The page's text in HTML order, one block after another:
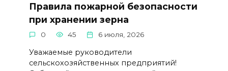
Правила пожарной безопасности
при хранении зерна
0 45 6 июля, 2026
Уважаемые руководители
сельскохозяйственных предприятий!